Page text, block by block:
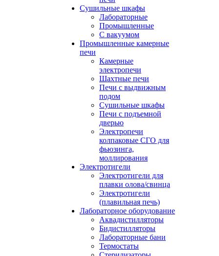
Сушильные шкафы
Лабораторные
Промышленные
С вакуумом
Промышленные камерные
печи
Камерные
электропечи
Шахтные печи
Печи с выдвижным
подом
Сушильные шкафы
Печи с подъемной
дверью
Электропечи
колпаковые СГО для
фьюзинга,
моллирования
Электротигели
Электротигели для
плавки олова/свинца
Электротигели
(плавильная печь)
Лабораторное оборудование
Аквадистилляторы
Бидистилляторы
Лабораторные бани
Термостаты